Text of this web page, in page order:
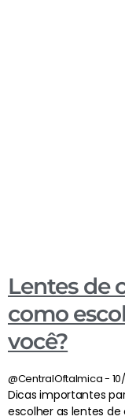
Lentes de
como
você?
@CentralOftalmica
Dicas importantes
escolher as lentes